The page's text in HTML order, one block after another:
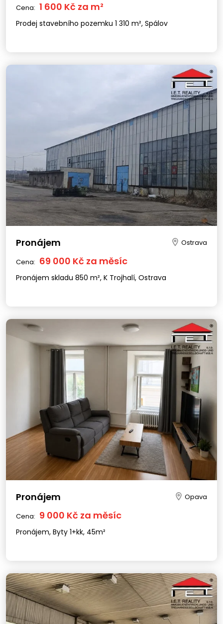
Cena: 1 600 Kč za m²
Prodej stavebního pozemku 1 310 m², Spálov
Pronájem Ostrava
Cena: 69 000 Kč za měsíc
Pronájem skladu 850 m², K Trojhalí, Ostrava
Pronájem Opava
Cena: 9 000 Kč za měsíc
Pronájem, Byty 1+kk, 45m²